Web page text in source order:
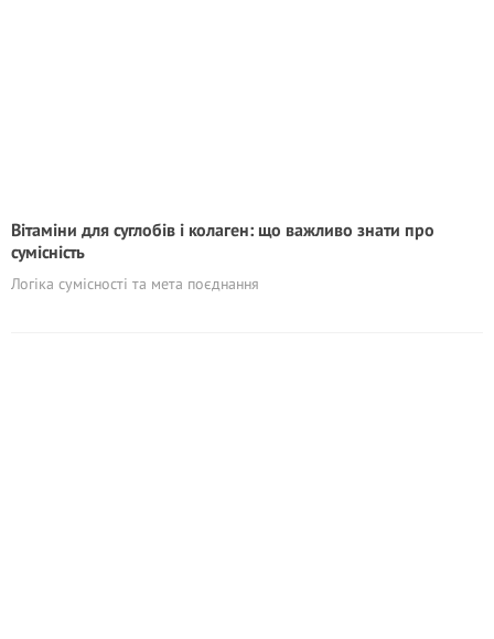
Вітаміни для суглобів і колаген: що важливо знати про
сумісність
Логіка сумісності та мета поєднання